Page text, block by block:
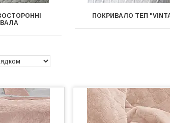
ПОКРИВАЛО ТЕП